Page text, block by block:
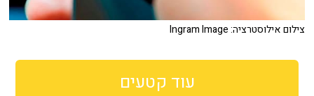
צילום אילוסטרציה: Ingram Image
עוד קטעים